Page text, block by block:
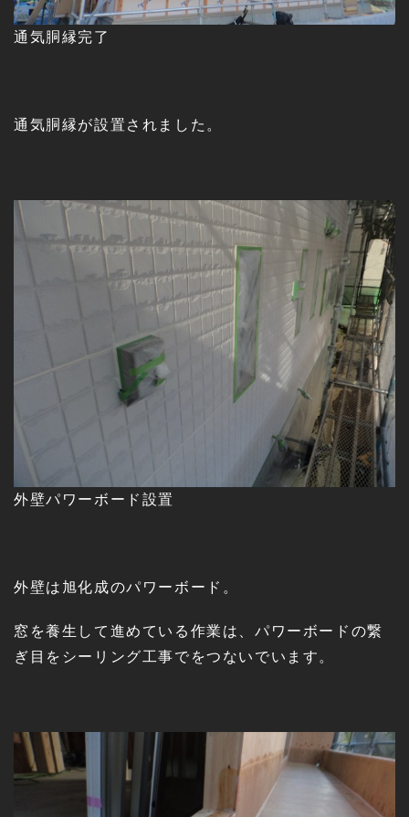
通気胴縁完了
通気胴縁が設置されました。
外壁パワーボード設置
外壁は旭化成のパワーボード。
窓を養生して進めている作業は、パワーボードの繋
ぎ目をシーリング工事でをつないでいます。